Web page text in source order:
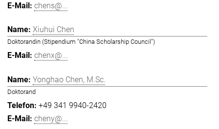
chens@...
Xiuhui Chen
Doktorandin (Stipendium "China Scholarship Council")
chenx@...
Yonghao Chen, M.Sc.
Doktorand
+49 341 9940-2420
cheny@...